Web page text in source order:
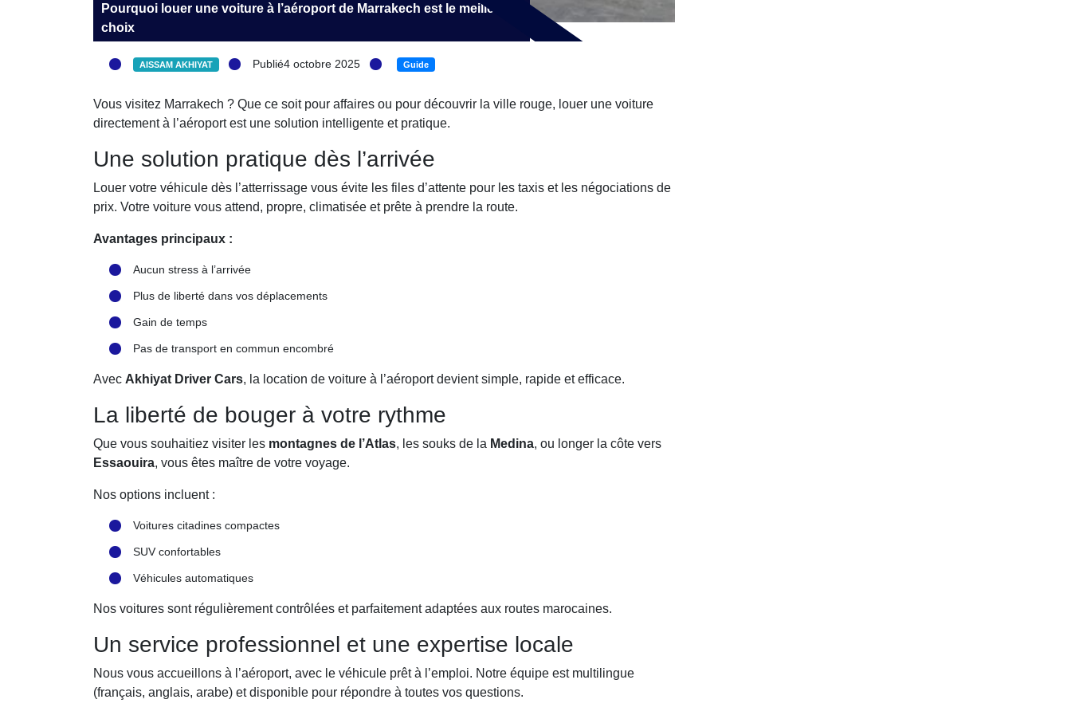
Pourquoi louer une voiture à l’aéroport de Marrakech est le meilleur
choix
AISSAM AKHIYAT Publié4 octobre 2025 Guide
Vous visitez Marrakech ? Que ce soit pour affaires ou pour découvrir la ville rouge, louer une voiture
directement à l’aéroport est une solution intelligente et pratique.
Une solution pratique dès l’arrivée
Louer votre véhicule dès l’atterrissage vous évite les files d’attente pour les taxis et les négociations de
prix. Votre voiture vous attend, propre, climatisée et prête à prendre la route.
Avantages principaux :
Aucun stress à l’arrivée
Plus de liberté dans vos déplacements
Gain de temps
Pas de transport en commun encombré
Avec Akhiyat Driver Cars, la location de voiture à l’aéroport devient simple, rapide et efficace.
La liberté de bouger à votre rythme
Que vous souhaitiez visiter les montagnes de l’Atlas, les souks de la Medina, ou longer la côte vers
Essaouira, vous êtes maître de votre voyage.
Nos options incluent :
Voitures citadines compactes
SUV confortables
Véhicules automatiques
Nos voitures sont régulièrement contrôlées et parfaitement adaptées aux routes marocaines.
Un service professionnel et une expertise locale
Nous vous accueillons à l’aéroport, avec le véhicule prêt à l’emploi. Notre équipe est multilingue
(français, anglais, arabe) et disponible pour répondre à toutes vos questions.